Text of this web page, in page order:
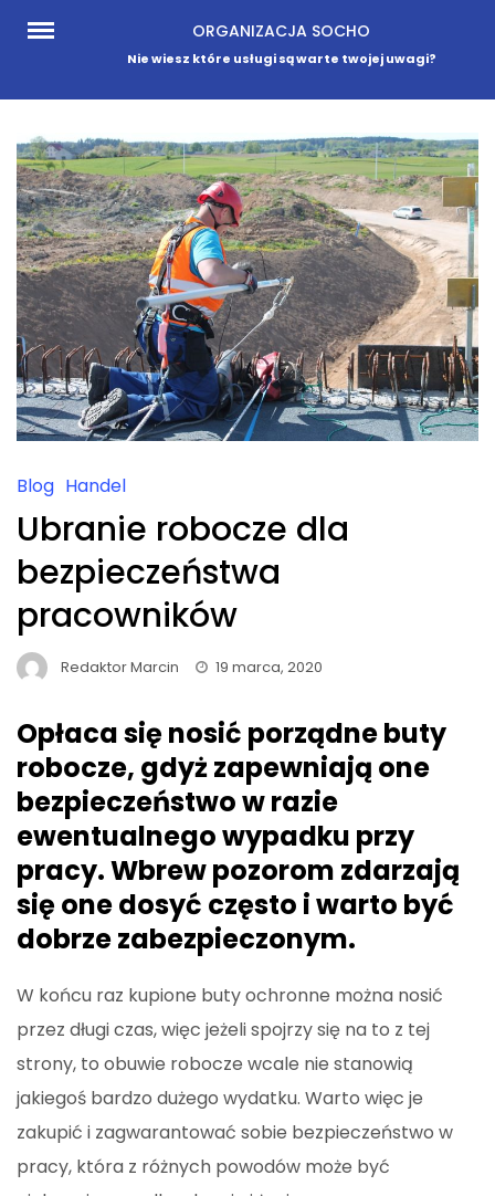
Skip
ORGANIZACJA SOCHO
Nie wiesz które usługi są warte twojej uwagi?
Blog Handel
Ubranie robocze dla
bezpieczeństwa
pracowników
Redaktor Marcin 19 marca, 2020
Opłaca się nosić porządne buty
robocze, gdyż zapewniają one
bezpieczeństwo w razie
ewentualnego wypadku przy
pracy. Wbrew pozorom zdarzają
się one dosyć często i warto być
dobrze zabezpieczonym.
W końcu raz kupione buty ochronne można nosić
przez długi czas, więc jeżeli spojrzy się na to z tej
strony, to obuwie robocze wcale nie stanowią
jakiegoś bardzo dużego wydatku. Warto więc je
zakupić i zagwarantować sobie bezpieczeństwo w
pracy, która z różnych powodów może być